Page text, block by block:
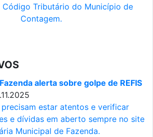
Tributário do Município de
Contagem.
alerta sobre golpe de REFIS
estar atentos e verificar
e dívidas em aberto sempre no site
Municipal de Fazenda.